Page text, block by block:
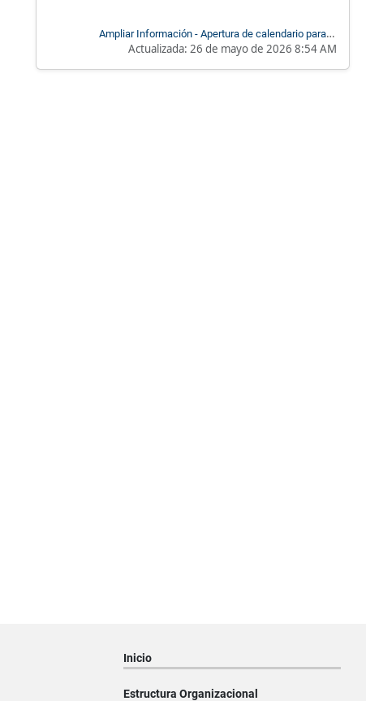
Ampliar Información - Apertura de calendario para la
renovación del crédito ICETEX 2026-2
Actualizada: 26 de mayo de 2026 8:54 AM
Inicio
Estructura Organizacional